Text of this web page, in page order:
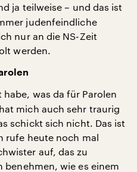
ja teilweise – und das ist
judenfeindliche
nur an die NS-Zeit
werden.
habe, was da für Parolen
mich auch sehr traurig
schickt sich nicht. Das ist
rufe heute noch mal
auf, das zu
benehmen, wie es einem